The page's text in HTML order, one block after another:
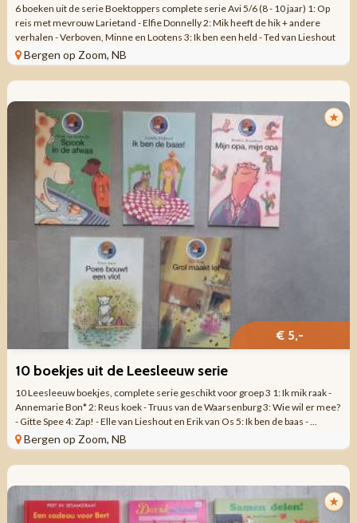
6 boeken uit de serie Boektoppers complete serie Avi 5/6 (8 - 10 jaar) 1: Op
reis met mevrouw Larietand - Elfie Donnelly 2: Mik heeft de hik + andere
verhalen - Verboven, Minne en Lootens 3: Ik ben een held - Ted van Lieshout
4: ...Bergen op Zoom, NB
★
€ 5,-
10 boekjes uit de Leesleeuw serie
10 Leesleeuw boekjes, complete serie geschikt voor groep 3 1: Ik mik raak -
Annemarie Bon* 2: Reus koek - Truus van de Waarsenburg 3: Wie wil er mee?
- Gitte Spee 4: Zap! - Elle van Lieshout en Erik van Os 5: Ik ben de baas - ...
Bergen op Zoom, NB
★